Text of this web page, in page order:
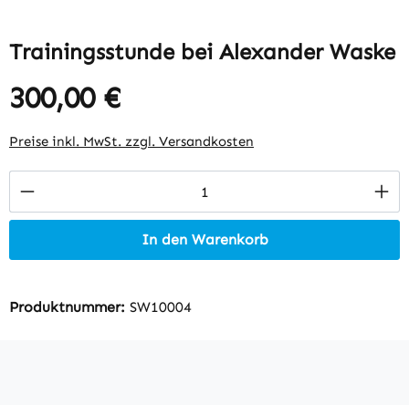
Trainingsstunde bei Alexander Waske
Regulärer Preis:
300,00 €
Preise inkl. MwSt. zzgl. Versandkosten
Produkt Anzahl: Gib den gewünschten
In den Warenkorb
Produktnummer: SW10004